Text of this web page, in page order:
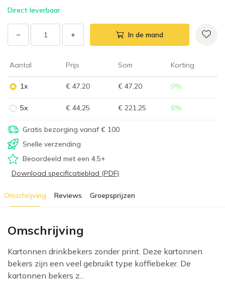
Direct leverbaar
− + In de mand
Aantal Prijs Som Korting
1x € 47,20 € 47,20 0%
5x € 44,25 € 221,25 6%
Gratis bezorging vanaf € 100
Snelle verzending
Beoordeeld met een 4,5+
Download specificatieblad (PDF)
Omschrijving Reviews Groepsprijzen
Omschrijving
Kartonnen drinkbekers zonder print. Deze kartonnen
bekers zijn een veel gebruikt type koffiebeker. De
kartonnen bekers z...